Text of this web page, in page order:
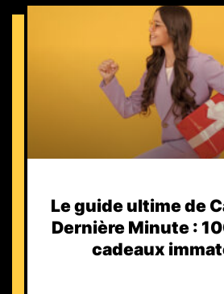
Le guide ultime de
Dernière Minute :
cadeaux